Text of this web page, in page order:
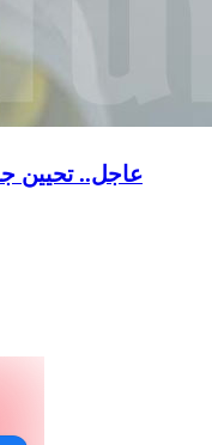
عاجل.. تحيين